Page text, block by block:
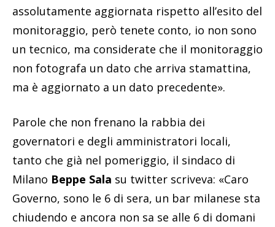
assolutamente aggiornata rispetto all’esito del
monitoraggio, però tenete conto, io non sono
un tecnico, ma considerate che il monitoraggio
non fotografa un dato che arriva stamattina,
ma è aggiornato a un dato precedente».
Parole che non frenano la rabbia dei
governatori e degli amministratori locali,
tanto che già nel pomeriggio, il sindaco di
Milano Beppe Sala su twitter scriveva: «Caro
Governo, sono le 6 di sera, un bar milanese sta
chiudendo e ancora non sa se alle 6 di domani